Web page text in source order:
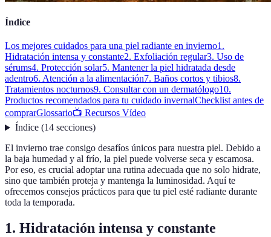
Índice
Los mejores cuidados para una piel radiante en invierno1.
Hidratación intensa y constante2. Exfoliación regular3. Uso de
sérums4. Protección solar5. Mantener la piel hidratada desde
adentro6. Atención a la alimentación7. Baños cortos y tibios8.
Tratamientos nocturnos9. Consultar con un dermatólogo10.
Productos recomendados para tu cuidado invernalChecklist antes de
comprarGlossario📺 Recursos Vídeo
Índice(14 secciones)
El invierno trae consigo desafíos únicos para nuestra piel. Debido a
la baja humedad y al frío, la piel puede volverse seca y escamosa.
Por eso, es crucial adoptar una rutina adecuada que no solo hidrate,
sino que también proteja y mantenga la luminosidad. Aquí te
ofrecemos consejos prácticos para que tu piel esté radiante durante
toda la temporada.
1. Hidratación intensa y constante